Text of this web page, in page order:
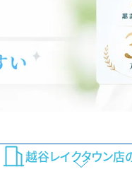
越谷レイクタウン店